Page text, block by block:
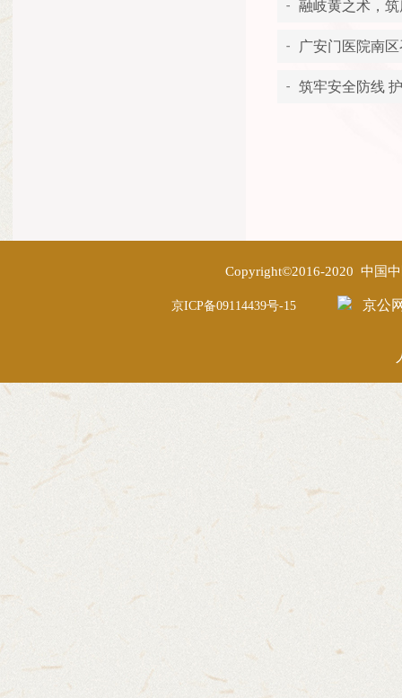
融岐黄之术，
广安门医院南
筑牢安全防线
Copyright©2016-2020 中国
京ICP备09114439号-15 京公